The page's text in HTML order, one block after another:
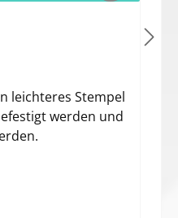
leichteres Stempel
werden und